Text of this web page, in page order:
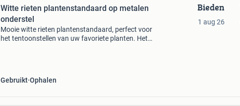
Witte rieten plantenstandaard op metalen
onderstel
Mooie witte rieten plantenstandaard, perfect voor
het tentoonstellen van uw favoriete planten. Het
Gebruikt Ophalen
Bieden
1 aug 26